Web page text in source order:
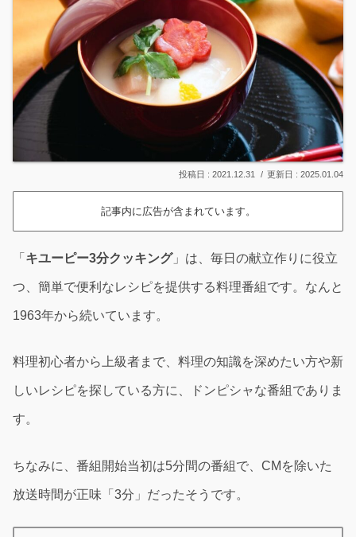
2021.12.31 2025.01.04
記事内に広告が含まれています。
「 キユーピー3分クッキング」は、毎日の献立作りに役立
つ、簡単で便利なレシピを提供する料理番組です。なんと
1963年から続いています。
料理初心者から上級者まで、料理の知識を深めたい方や新
しいレシピを探している方に、ドンピシャな番組でありま
す。
ちなみに、番組開始当初は5分間の番組で、CMを除いた
放送時間が正味「3分」だったそうです。